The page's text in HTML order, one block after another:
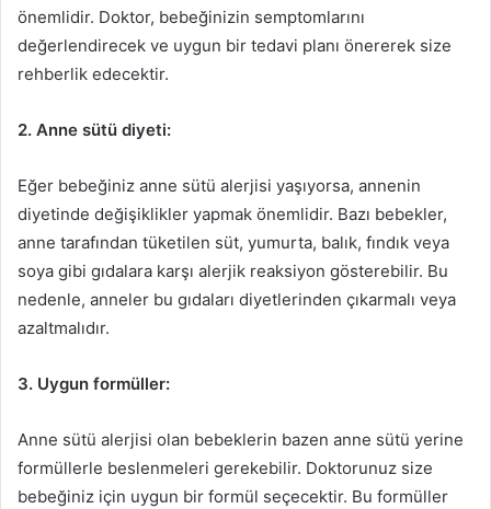
önemlidir. Doktor, bebeğinizin semptomlarını
değerlendirecek ve uygun bir tedavi planı önererek size
rehberlik edecektir.
2. Anne sütü diyeti:
Eğer bebeğiniz anne sütü alerjisi yaşıyorsa, annenin
diyetinde değişiklikler yapmak önemlidir. Bazı bebekler,
anne tarafından tüketilen süt, yumurta, balık, fındık veya
soya gibi gıdalara karşı alerjik reaksiyon gösterebilir. Bu
nedenle, anneler bu gıdaları diyetlerinden çıkarmalı veya
azaltmalıdır.
3. Uygun formüller:
Anne sütü alerjisi olan bebeklerin bazen anne sütü yerine
formüllerle beslenmeleri gerekebilir. Doktorunuz size
bebeğiniz için uygun bir formül seçecektir. Bu formüller